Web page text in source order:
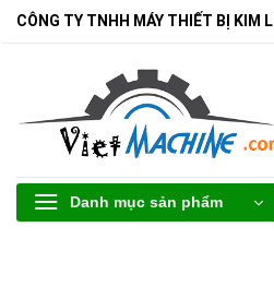
BỏCÔNG TY TNHH MÁY THIẾT BỊ KIM
Danh mục sản phẩm